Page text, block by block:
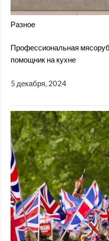
Разное
Профессиональная
помощник на кухне
5 декабря, 2024